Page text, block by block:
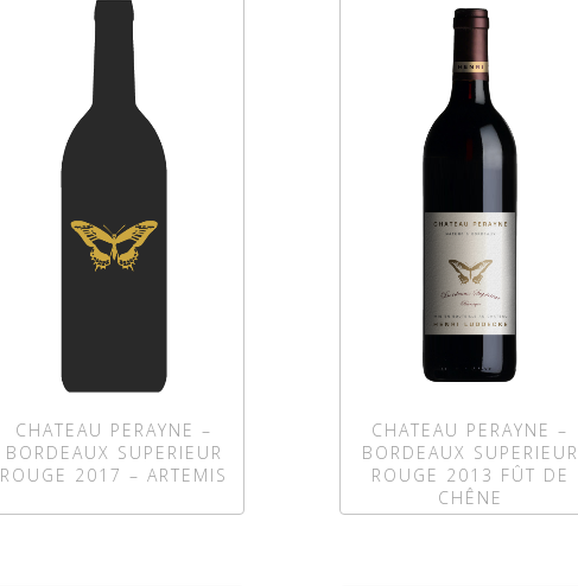
CHATEAU PERAYNE –
BORDEAUX SUPERIEUR
ROUGE 2017 – ARTEMIS
CHATEAU PERAYNE –
BORDEAUX SUPERIEUR
ROUGE 2013 FÛT DE
CHÊNE